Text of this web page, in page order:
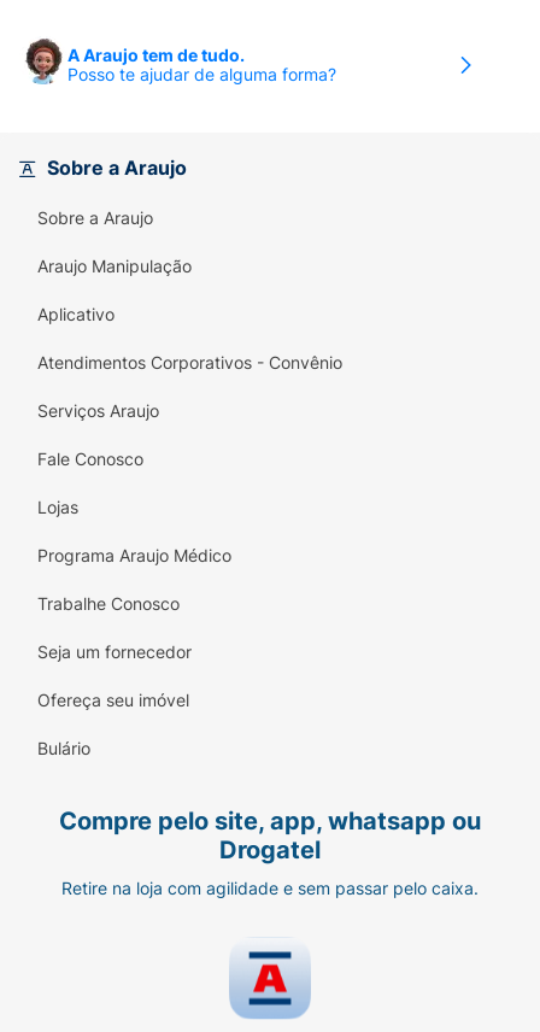
impregnadas nas lentes, podendo causar
desconforto durante sua utilização.
dos germes.Garante até 20h de
hidratação.Compatível com olhos sensíveis.
A Araujo tem de tudo.
Posso te ajudar de alguma forma?
Sobre a Araujo
Sobre a Araujo
Araujo Manipulação
Aplicativo
Atendimentos Corporativos - Convênio
Serviços Araujo
Fale Conosco
Lojas
Programa Araujo Médico
Trabalhe Conosco
Seja um fornecedor
Ofereça seu imóvel
Bulário
Compre pelo site, app, whatsapp ou
Drogatel
Retire na loja com agilidade e sem passar pelo caixa.